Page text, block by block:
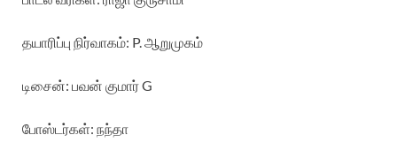
தயாரிப்பு நிர்வாகம்: P. ஆறுமுகம்
டிசைன்: பவன் குமார் G
போஸ்டர்கள்: நந்தா